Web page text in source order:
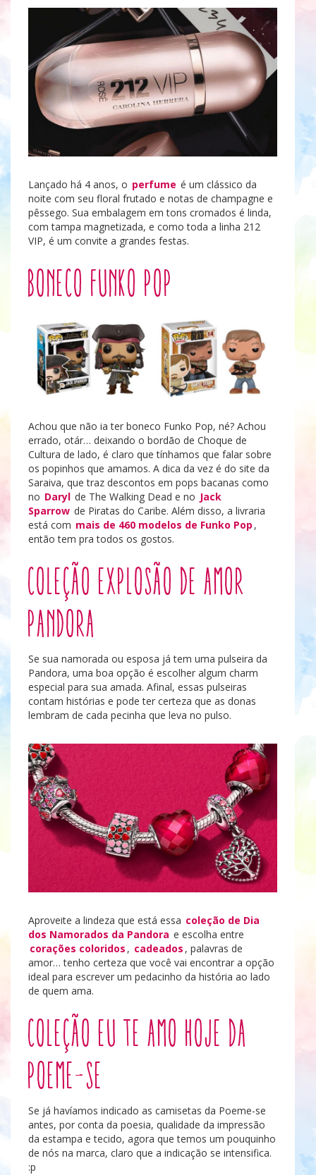
Lançado há 4 anos, o perfume é um clássico da
noite com seu floral frutado e notas de champagne e
pêssego. Sua embalagem em tons cromados é linda,
com tampa magnetizada, e como toda a linha 212
VIP, é um convite a grandes festas.
Boneco Funko Pop
Achou que não ia ter boneco Funko Pop, né? Achou
errado, otár… deixando o bordão de Choque de
Cultura de lado, é claro que tínhamos que falar sobre
os popinhos que amamos. A dica da vez é do site da
Saraiva, que traz descontos em pops bacanas como
no Daryl de The Walking Dead e no Jack
Sparrow de Piratas do Caribe. Além disso, a livraria
está com mais de 460 modelos de Funko Pop ,
então tem pra todos os gostos.
Coleção Explosão de Amor
Pandora
Se sua namorada ou esposa já tem uma pulseira da
Pandora, uma boa opção é escolher algum charm
especial para sua amada. Afinal, essas pulseiras
contam histórias e pode ter certeza que as donas
lembram de cada pecinha que leva no pulso.
Aproveite a lindeza que está essa coleção de Dia
dos Namorados da Pandora e escolha entre
corações coloridos , cadeados , palavras de
amor… tenho certeza que você vai encontrar a opção
ideal para escrever um pedacinho da história ao lado
de quem ama.
Coleção Eu te Amo Hoje da
Poeme-se
Se já havíamos indicado as camisetas da Poeme-se
antes, por conta da poesia, qualidade da impressão
da estampa e tecido, agora que temos um pouquinho
de nós na marca, claro que a indicação se intensifica.
:p